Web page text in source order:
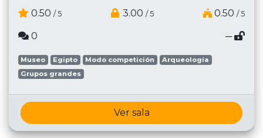
0.50 / 5 3.00 / 5 0.50 / 5
0 ─
Museo Egipto Modo competición
Arqueología
Grupos grandes
Ver sala